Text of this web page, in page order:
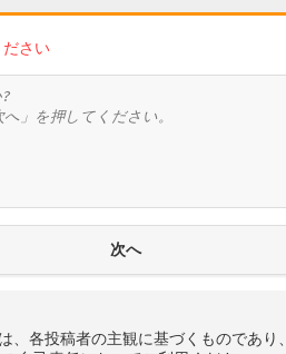
さい
、各投稿者の主観に基づくものであり